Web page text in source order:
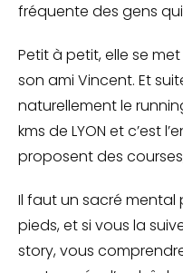
fréquente des gens
Petit à petit, elle se
son ami Vincent. Et
naturellement le
kms de LYON et c’est
proposent des
Il faut un sacré mental
pieds, et si vous la
story, vous